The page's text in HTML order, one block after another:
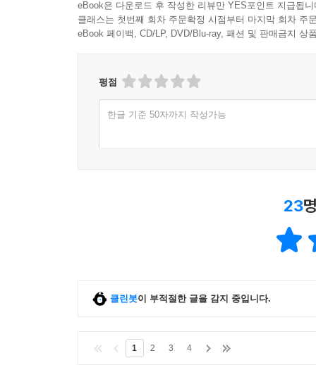
eBook은 다운로드 후 작성한 리뷰만 YES포인트 지급됩니
클래스는 첫번째 회차 주문확정 시점부터 마지막 회차 주
eBook 페이백, CD/LP, DVD/Blu-ray, 패션 및 판매금지 상
평점
한글 기준 50자까지 작성가능
23
클린봇이 부적절한 글을 감지 중입니다.
1 2 3 4